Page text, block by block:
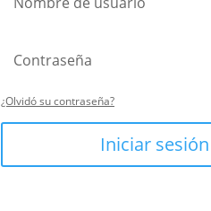
¿Olvidó su contraseña?
Iniciar sesión